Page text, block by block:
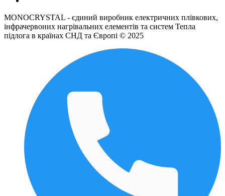
MONOCRYSTAL - єдиний виробник електричних плівкових,
інфрачервоних нагрівальних елементів та систем Тепла
підлога в країнах СНД та Європі © 2025